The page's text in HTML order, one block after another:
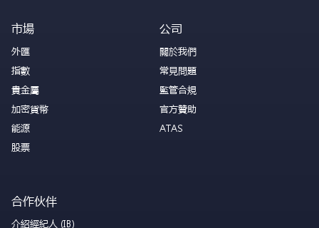
市場
外匯
指數
貴金屬
加密貨幣
能源
股票
公司
關於我們
常見問題
監管合規
官方贊助
ATAS
合作伙伴
介紹經紀人 (IB)